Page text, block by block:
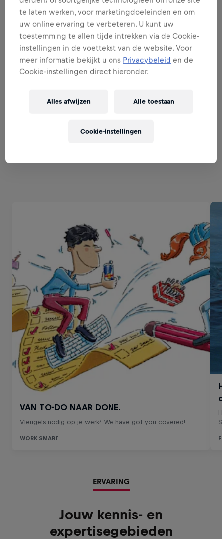
WORD EEN MERK & PRODUCT
AMBASSADEUR
PERFECTE UITVOERING
ERVARING
Jouw kennis- en
expertisegebieden
te laten werken, voor marketingdoeleinden en om
uw online ervaring te verbeteren. U kunt uw
toestemming te allen tijde intrekken via de Cookie-
instellingen in de voettekst van de website. Voor
meer informatie bekijkt u ons Privacybeleid en de
Cookie-instellingen direct hieronder.
Alles afwijzen Alle toestaan
Cookie-instellingen